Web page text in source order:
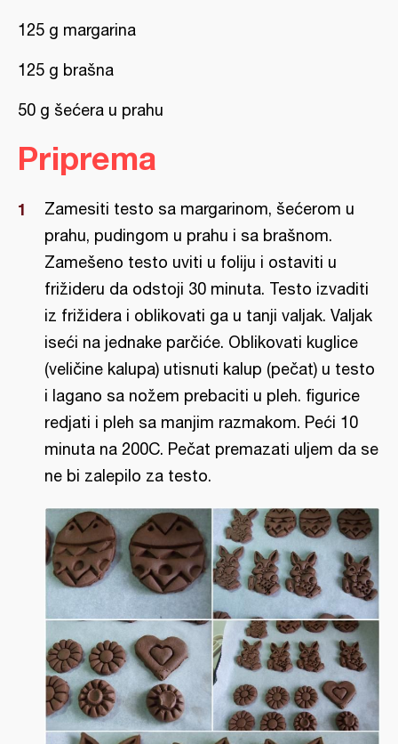
125 g margarina
125 g brašna
50 g šećera u prahu
Priprema
Zamesiti testo sa margarinom, šećerom u
prahu, pudingom u prahu i sa brašnom.
Zamešeno testo uviti u foliju i ostaviti u
frižideru da odstoji 30 minuta. Testo izvaditi
iz frižidera i oblikovati ga u tanji valjak. Valjak
iseći na jednake parčiće. Oblikovati kuglice
(veličine kalupa) utisnuti kalup (pečat) u testo
i lagano sa nožem prebaciti u pleh. figurice
redjati i pleh sa manjim razmakom. Peći 10
minuta na 200C. Pečat premazati uljem da se
ne bi zalepilo za testo.